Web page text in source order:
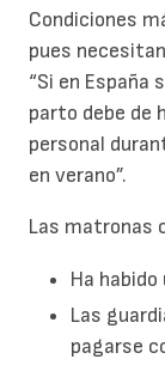
Condiciones
pues
“Si en España
parto debe de
personal
en verano”.
Las matronas
Ha
Las
pagarse